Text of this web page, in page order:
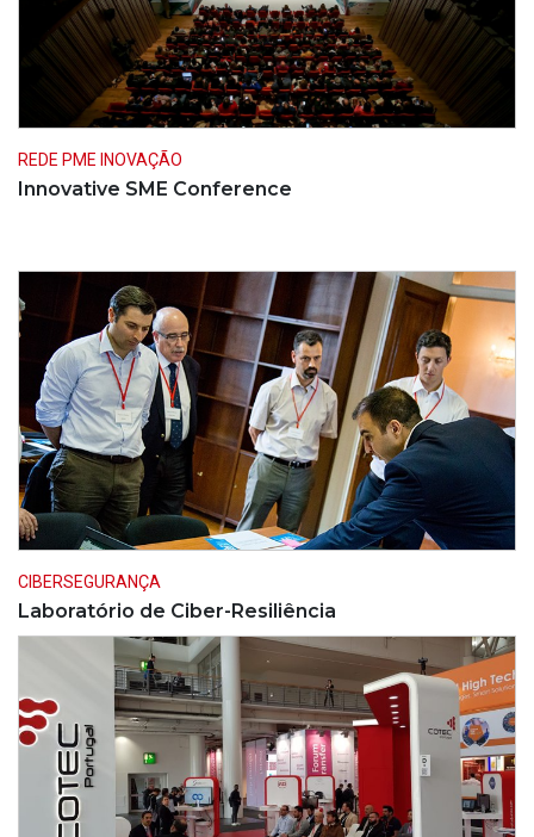
REDE PME INOVAÇÃO
Innovative SME Conference
CIBERSEGURANÇA
Laboratório de Ciber-Resiliência